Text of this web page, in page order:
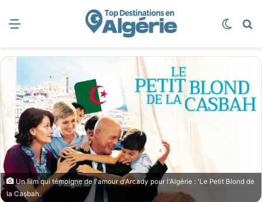
Un film qui témoigne de l'amour d'Arcady pour l'Algérie : 'Le Petit Blond de
la Casbah.